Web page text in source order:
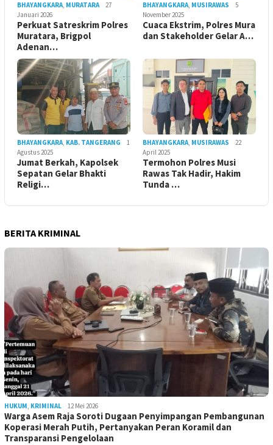
BHAYANGKARA, MURATARA
27
Januari 2026
Perkuat Satreskrim Polres
Muratara, Brigpol
Adenan…
BHAYANGKARA, MUSIRAWAS
5
November 2025
Cuaca Ekstrim, Polres Mura
dan Stakeholder Gelar A…
BHAYANGKARA, KAB. TANGERANG
1
Agustus 2025
Jumat Berkah, Kapolsek
Sepatan Gelar Bhakti
Religi…
BHAYANGKARA, MUSIRAWAS
22
April 2025
Termohon Polres Musi
Rawas Tak Hadir, Hakim
Tunda …
BERITA KRIMINAL
HUKUM, KRIMINAL 12 Mei 2026
Warga Asem Raja Soroti Dugaan Penyimpangan Pembangunan
Koperasi Merah Putih, Pertanyakan Peran Koramil dan
Transparansi Pengelolaan